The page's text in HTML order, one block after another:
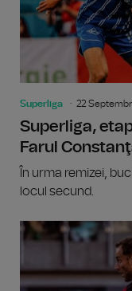
Superliga 22
Superliga,
Farul
În urma remizei,
locul secund.